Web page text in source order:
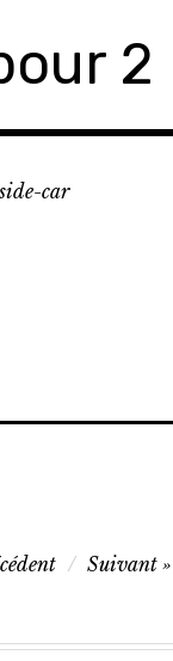
2
car
Suivant